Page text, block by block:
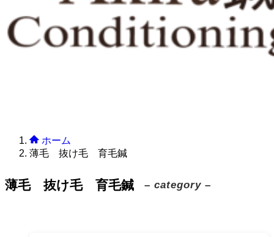
ホーム
薄毛 抜け毛 育毛鍼
薄毛 抜け毛 育毛鍼 – category –